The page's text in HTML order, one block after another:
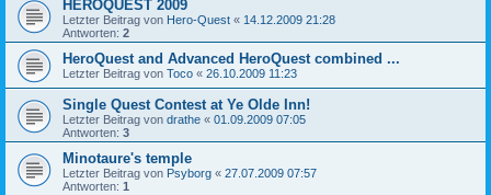
HEROQUEST 2009
Letzter Beitrag von Hero-Quest « 14.12.2009 21:28
Antworten: 2
HeroQuest and Advanced HeroQuest combined ...
Letzter Beitrag von Toco « 26.10.2009 11:23
Single Quest Contest at Ye Olde Inn!
Letzter Beitrag von drathe « 01.09.2009 07:05
Antworten: 3
Minotaure's temple
Letzter Beitrag von Psyborg « 27.07.2009 07:57
Antworten: 1